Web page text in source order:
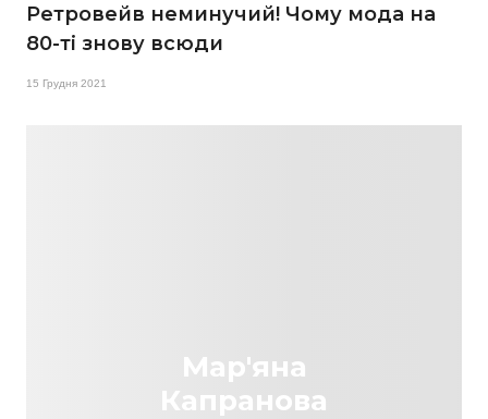
Ретровейв неминучий! Чому мода на
80-ті знову всюди
15 Грудня 2021
Мар'яна
Капранова